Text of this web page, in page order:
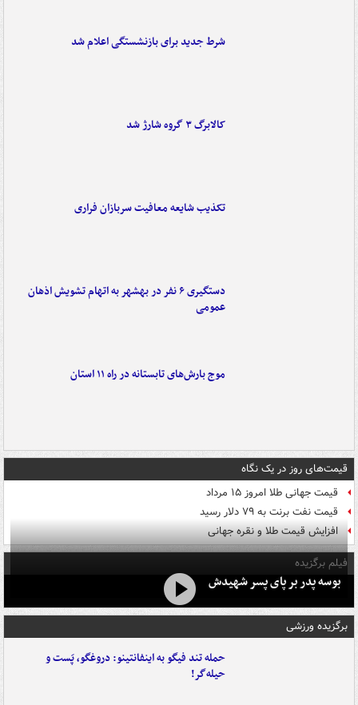
شرط جدید برای بازنشستگی اعلام شد
کالابرگ ۳ گروه شارژ شد
تکذیب شایعه معافیت سربازان فراری
دستگیری ۶ نفر در بهشهر به اتهام تشویش اذهان
عمومی
موج بارش‌های تابستانه در راه ۱۱ استان
قیمت‌های روز در یک نگاه
قیمت جهانی طلا امروز ۱۵ مرداد
قیمت نفت برنت به ۷۹ دلار رسید
افزایش قیمت طلا و نقره جهانی
فیلم برگزیده
بوسه‌ پدر بر پای پسر شهیدش
برگزیده ورزشی
حمله تند فیگو به اینفانتینو: دروغگو، پَست‌ و
حیله‌گر!